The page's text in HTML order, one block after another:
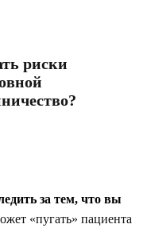
риски
за тем, что вы
«пугать» пациента